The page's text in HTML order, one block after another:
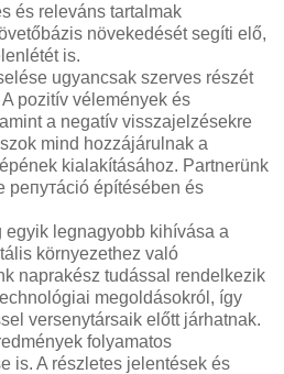
és releváns tartalmak
növekedését segíti elő,
is.
ugyancsak szerves részét
pozitív vélemények és
a negatív visszajelzésekre
mind hozzájárulnak a
kialakításához. Partnerünk
репутáció építésében és
legnagyobb kihívása a
környezethez való
naprakész tudással rendelkezik
megoldásokról, így
versenytársaik előtt járhatnak.
folyamatos
is. A részletes jelentések és